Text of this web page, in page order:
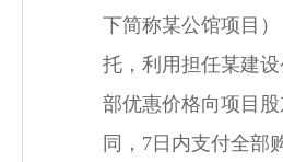
下简称某公馆项目
托，利用担任某建
部优惠价格向项目
同，7日内支付全部